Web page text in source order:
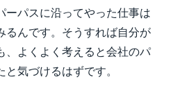
ーパスに沿ってやった仕事は
るんです。そうすれば自分が
、よくよく考えると会社のパ
気づけるはずです。